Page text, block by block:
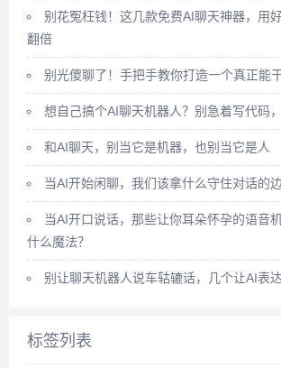
别花冤枉钱！这几款免费AI聊天神器，用
翻倍
别光傻聊了！手把手教你打造一个真正能
想自己搞个AI聊天机器人？别急着写代码
和AI聊天，别当它是机器，也别当它是人
当AI开始闲聊，我们该拿什么守住对话的边
当AI开口说话，那些让你耳朵怀孕的语音
什么魔法？
别让聊天机器人说车轱辘话，几个让AI表
标签列表